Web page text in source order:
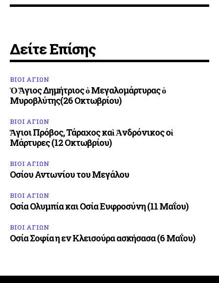
Δείτε Επίσης
ΒΙΟΙ ΑΓΙΩΝ
Ὁ Ἅγιος Δημήτριος ὁ Μεγαλομάρτυρας ὁ
Μυροβλύτης(26 Οκτωβρίου)
ΒΙΟΙ ΑΓΙΩΝ
Ἅγιοι Πρόβος, Τάραχος καὶ Ἀνδρόνικος οἱ
Μάρτυρες (12 Οκτωβρίου)
ΒΙΟΙ ΑΓΙΩΝ
Οσίου Αντωνίου του Μεγάλου
ΒΙΟΙ ΑΓΙΩΝ
Οσία Ολυμπία και Οσία Ευφροσύνη (11 Μαΐου)
ΒΙΟΙ ΑΓΙΩΝ
Οσία Σοφία η εν Κλεισούρα ασκήσασα (6 Μαΐου)